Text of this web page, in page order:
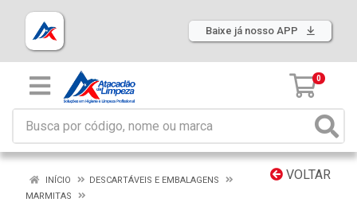
Baixe já nosso APP
0
VOLTAR
INÍCIO
DESCARTÁVEIS E EMBALAGENS
MARMITAS